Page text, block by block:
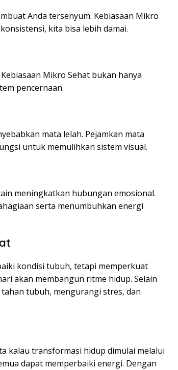
Anda tersenyum. Kebiasaan Mikro
kita bisa lebih damai.
Mikro Sehat bukan hanya
pencernaan.
mata lelah. Pejamkan mata
untuk memulihkan sistem visual.
meningkatkan hubungan emosional.
serta menumbuhkan energi
kondisi tubuh, tetapi memperkuat
akan membangun ritme hidup. Selain
tubuh, mengurangi stres, dan
kalau transformasi hidup dimulai melalui
dapat memperbaiki energi. Dengan